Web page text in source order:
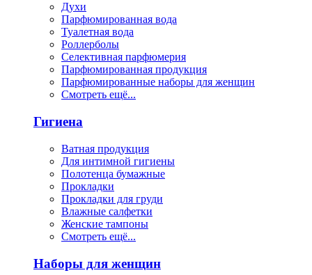
Духи
Парфюмированная вода
Туалетная вода
Роллерболы
Селективная парфюмерия
Парфюмированная продукция
Парфюмированные наборы для женщин
Смотреть ещё...
Гигиена
Ватная продукция
Для интимной гигиены
Полотенца бумажные
Прокладки
Прокладки для груди
Влажные салфетки
Женские тампоны
Смотреть ещё...
Наборы для женщин